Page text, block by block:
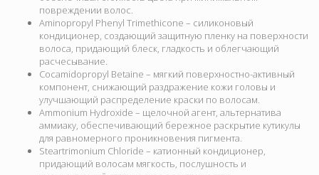
повреждении волос.
Aminopropyl Phenyl Trimethicone – силиконовый
кондиционер, создающий защитную пленку на поверхности
волоса, придающий блеск, гладкость и облегчающий
расчесывание.
Cocamidopropyl Betaine – мягкий поверхностно-активный
компонент, снижающий раздражение кожи головы и
улучшающий распределение краски по волосам.
Ammonium Hydroxide – щелочной агент, альтернатива
аммиаку, обеспечивающий бережное раскрытие кутикулы
для равномерного проникновения пигмента.
Steartrimonium Chloride – катионный кондиционер,
придающий волосам мягкость, послушность и